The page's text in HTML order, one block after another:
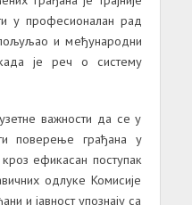
у професионалан рад
и међународни
је реч о систему
важности да се у
поверење грађана у
кроз ефикасан поступак
одлуке Комисије
и јавност упознају са